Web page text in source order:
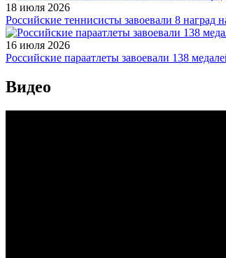
18 июля 2026
Российские теннисисты завоевали 8 наград
16 июля 2026
Российские параатлеты завоевали 138
Видео